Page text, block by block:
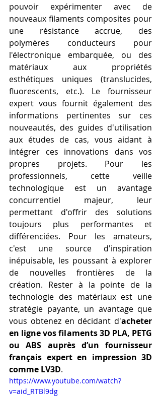
pouvoir expérimenter avec de
nouveaux filaments composites pour
une résistance accrue, des
polymères conducteurs pour
l'électronique embarquée, ou des
matériaux aux propriétés
esthétiques uniques (translucides,
fluorescents, etc.). Le fournisseur
expert vous fournit également des
informations pertinentes sur ces
nouveautés, des guides d'utilisation
aux études de cas, vous aidant à
intégrer ces innovations dans vos
propres projets. Pour les
professionnels, cette veille
technologique est un avantage
concurrentiel majeur, leur
permettant d'offrir des solutions
toujours plus performantes et
différenciées. Pour les amateurs,
c'est une source d'inspiration
inépuisable, les poussant à explorer
de nouvelles frontières de la
création. Rester à la pointe de la
technologie des matériaux est une
stratégie payante, un avantage que
vous obtenez en décidant d'acheter
en ligne vos filaments 3D PLA, PETG
ou ABS auprès d’un fournisseur
français expert en impression 3D
comme LV3D.
https://www.youtube.com/watch?
v=aid_RTBl9dg